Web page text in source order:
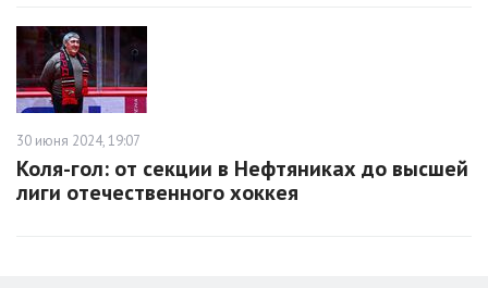
30 июня 2024, 19:07
Коля-гол: от секции в Нефтяниках до высшей
лиги отечественного хоккея